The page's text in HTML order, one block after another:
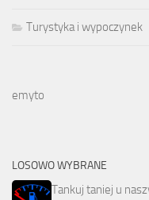
Turystyka i wypoczynek
emyto
LOSOWO WYBRANE
Tankuj taniej u